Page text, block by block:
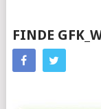
FINDE